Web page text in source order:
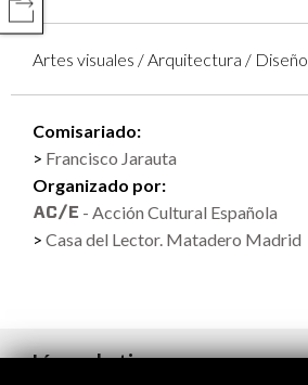
Artes visuales / Arquitectura / Diseño
Comisariado:
Francisco Jarauta
Organizado por:
- Acción Cultural Española
Casa del Lector. Matadero Madrid
Línea de tiempo